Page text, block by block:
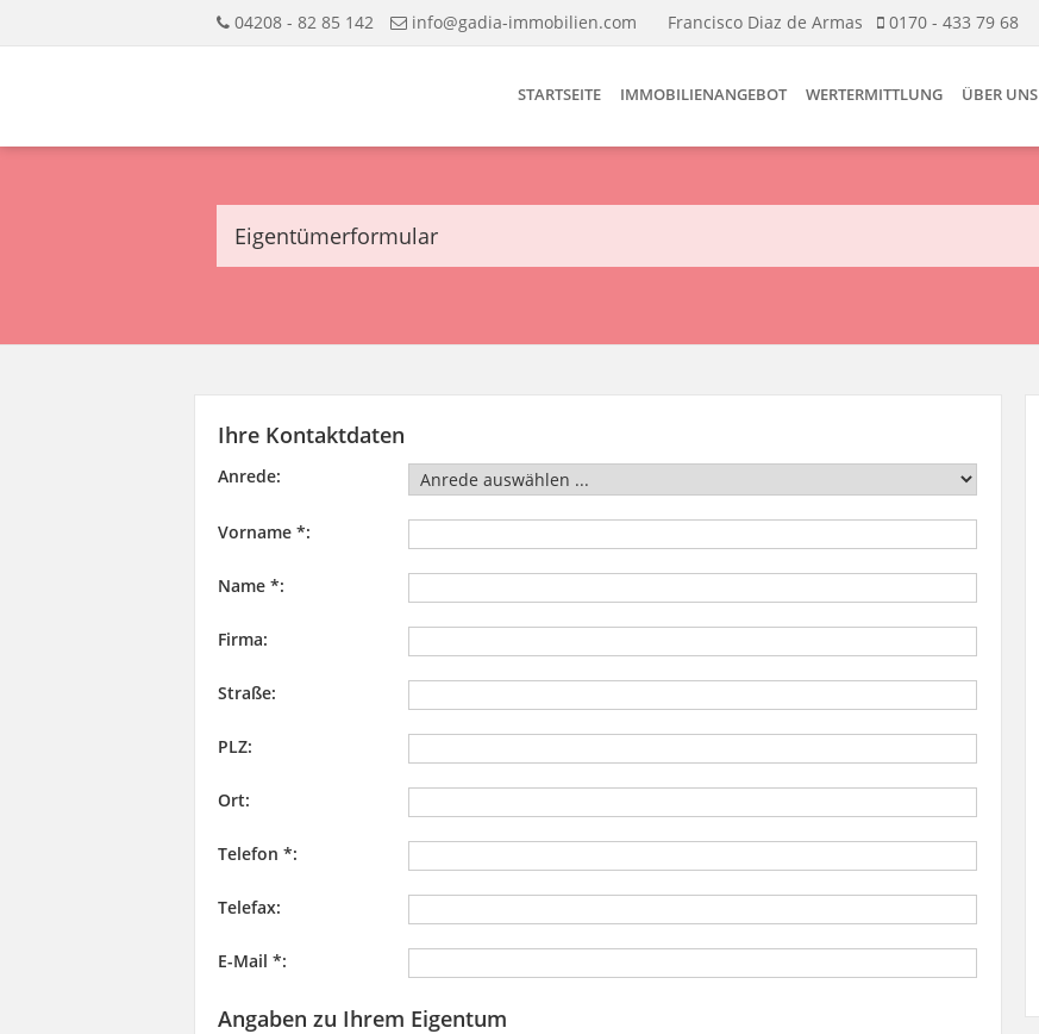
04208 - 82 85 142 info@gadia-immobilien.com Francisco Diaz de Armas 0170 - 433 79 68
STARTSEITE IMMOBILIENANGEBOT WERTERMITTLUNG ÜBER UNS
Eigentümerformular
Ihre Kontaktdaten
Anrede:
Vorname *:
Name *:
Firma:
Straße:
PLZ:
Ort:
Telefon *:
Telefax:
E-Mail *:
Angaben zu Ihrem Eigentum